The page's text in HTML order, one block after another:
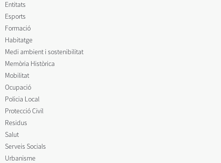
Entitats
Esports
Formació
Habitatge
Medi ambient i sostenibilitat
Memòria Històrica
Mobilitat
Ocupació
Policia Local
Protecció Civil
Residus
Salut
Serveis Socials
Urbanisme